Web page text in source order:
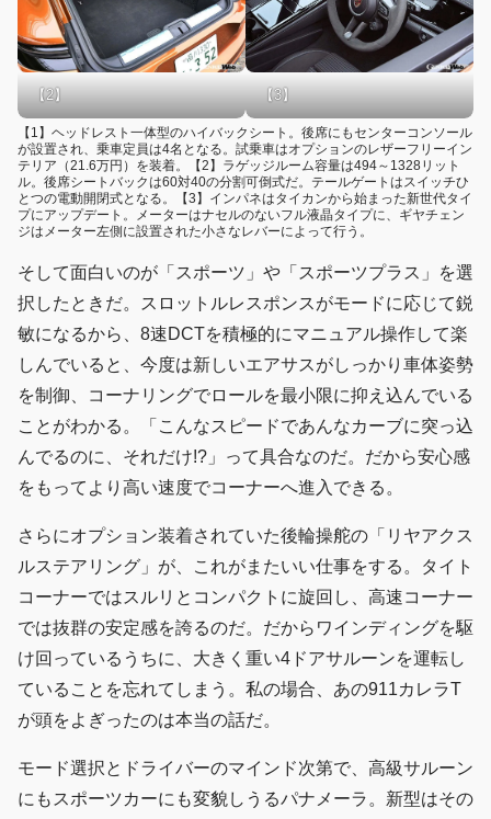
【2】 【3】
【1】ヘッドレスト一体型のハイバックシート。後席にもセンターコンソール
が設置され、乗車定員は4名となる。試乗車はオプションのレザーフリーイン
テリア（21.6万円）を装着。【2】ラゲッジルーム容量は494～1328リット
ル。後席シートバックは60対40の分割可倒式だ。テールゲートはスイッチひ
とつの電動開閉式となる。【3】インパネはタイカンから始まった新世代タイ
プにアップデート。メーターはナセルのないフル液晶タイプに、ギヤチェン
ジはメーター左側に設置された小さなレバーによって行う。
そして面白いのが「スポーツ」や「スポーツプラス」を選
択したときだ。スロットルレスポンスがモードに応じて鋭
敏になるから、8速DCTを積極的にマニュアル操作して楽
しんでいると、今度は新しいエアサスがしっかり車体姿勢
を制御、コーナリングでロールを最小限に抑え込んでいる
ことがわかる。「こんなスピードであんなカーブに突っ込
んでるのに、それだけ!?」って具合なのだ。だから安心感
をもってより高い速度でコーナーへ進入できる。
さらにオプション装着されていた後輪操舵の「リヤアクス
ルステアリング」が、これがまたいい仕事をする。タイト
コーナーではスルリとコンパクトに旋回し、高速コーナー
では抜群の安定感を誇るのだ。だからワインディングを駆
け回っているうちに、大きく重い4ドアサルーンを運転し
ていることを忘れてしまう。私の場合、あの911カレラT
が頭をよぎったのは本当の話だ。
モード選択とドライバーのマインド次第で、高級サルーン
にもスポーツカーにも変貌しうるパナメーラ。新型はその